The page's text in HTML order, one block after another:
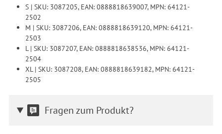
S | SKU: 3087205, EAN: 0888818639007, MPN: 64121-
2502
M | SKU: 3087206, EAN: 0888818639120, MPN: 64121-
2503
L | SKU: 3087207, EAN: 0888818638536, MPN: 64121-
2504
XL | SKU: 3087208, EAN: 0888818639182, MPN: 64121-
2505
Fragen zum Produkt?